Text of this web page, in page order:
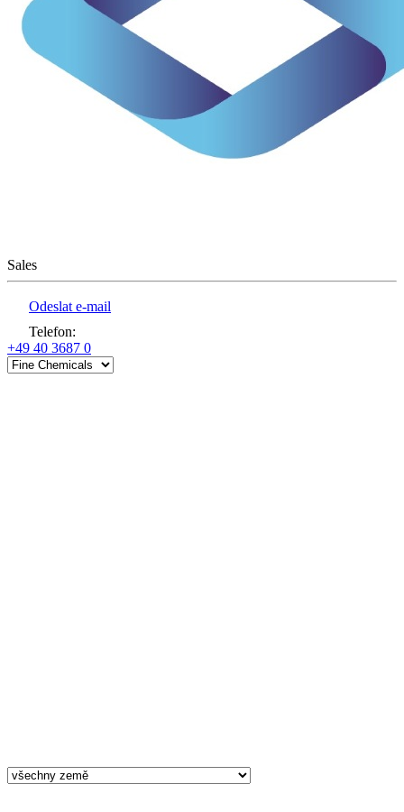
Sales
Odeslat e-mail
Telefon:
+49 40 3687 0